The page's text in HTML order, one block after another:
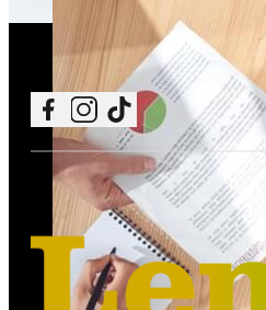
Follow me on Facebook
Follow me on Instagram
Follow me on TikTok